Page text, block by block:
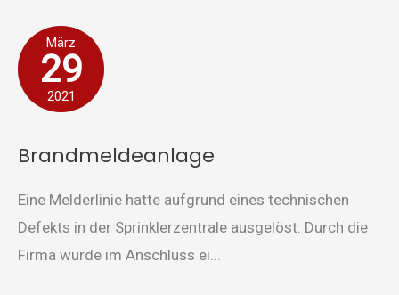
März
29
2021
Brandmeldeanlage
Eine Melderlinie hatte aufgrund eines technischen
Defekts in der Sprinklerzentrale ausgelöst. Durch die
Firma wurde im Anschluss ei...
Brandmeldeanlage